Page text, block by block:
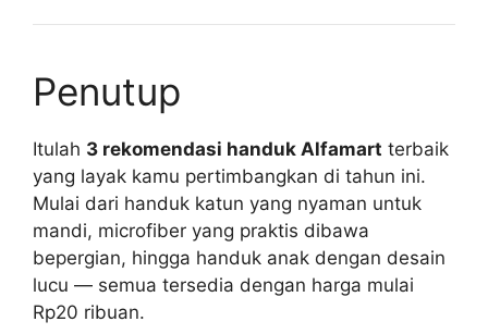
Penutup
Itulah 3 rekomendasi handuk Alfamart terbaik
yang layak kamu pertimbangkan di tahun ini.
Mulai dari handuk katun yang nyaman untuk
mandi, microfiber yang praktis dibawa
bepergian, hingga handuk anak dengan desain
lucu — semua tersedia dengan harga mulai
Rp20 ribuan.